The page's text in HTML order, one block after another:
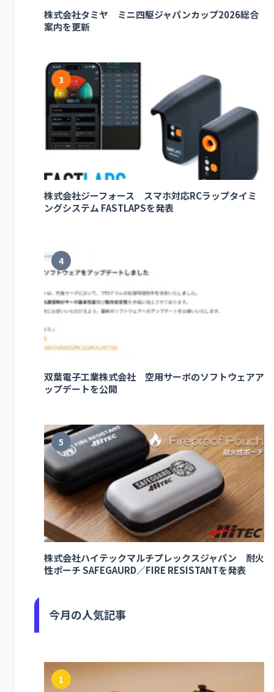
株式会社タミヤ ミニ四駆ジャパンカップ2026総合
案内を更新
3
株式会社ジーフォース スマホ対応RCラップタイミ
ングシステム FASTLAPSを発表
4
双葉電子工業株式会社 空用サーボのソフトウェアア
ップデートを公開
5
株式会社ハイテックマルチプレックスジャパン 耐火
性ポーチ SAFEGAURD／FIRE RESISTANTを発表
今月の人気記事
1